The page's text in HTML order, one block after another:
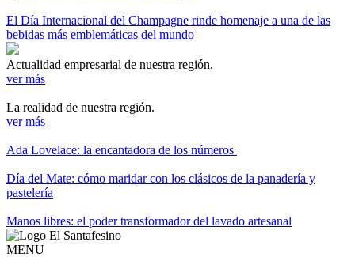
El Día Internacional del Champagne rinde homenaje a una de las
bebidas más emblemáticas del mundo
Actualidad empresarial de nuestra región.
ver más
La realidad de nuestra región.
ver más
Ada Lovelace: la encantadora de los números
Día del Mate: cómo maridar con los clásicos de la panadería y
pastelería
Manos libres: el poder transformador del lavado artesanal
MENU